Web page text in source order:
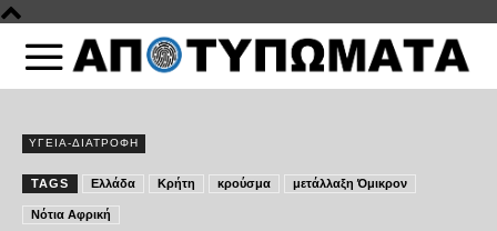
ΥΓΕΙΑ-ΔΙΑΤΡΟΦΗ
TAGS Ελλάδα Κρήτη κρούσμα μετάλλαξη Όμικρον
Νότια Αφρική